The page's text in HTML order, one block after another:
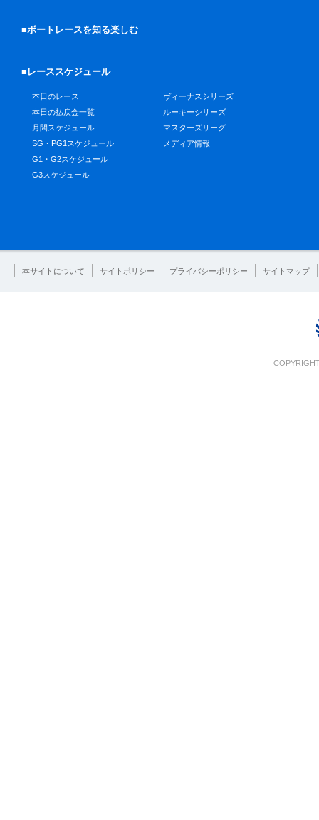
■ボートレースを知る楽しむ
■レーススケジュール
本日のレース
本日の払戻金一覧
月間スケジュール
SG・PG1スケジュール
G1・G2スケジュール
G3スケジュール
ヴィーナスシリーズ
ルーキーシリーズ
マスターズリーグ
メディア情報
本サイトについて サイトポリシー プライバシーポリシー サイトマップ